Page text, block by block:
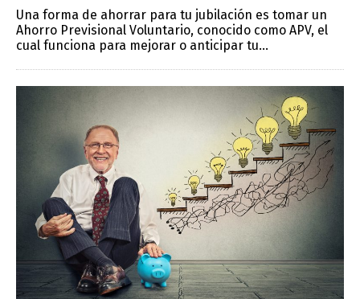
Una forma de ahorrar para tu jubilación es tomar un
Ahorro Previsional Voluntario, conocido como APV, el
cual funciona para mejorar o anticipar tu...